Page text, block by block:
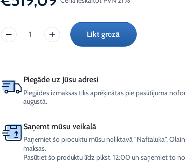
-12°C (Tikai juridiskām
personām)
Ziemas vējstiklu šķidrums
-30°C (Tikai juridiskām
personām)
AdBlue)
PIUSI
šļūtenes
(F0075006A)
daudzums
Likt grozā
Piegāde uz Jūsu adresi
Piegādes izmaksas tiks aprēķinātas pie pasūtījuma
augustā.
Saņemt mūsu veikalā
Paņemiet šo produktu mūsu noliktavā "Naftaluka",
maksas.
Pasūtiet šo produktu līdz plkst. 12:00 un saņemiet to